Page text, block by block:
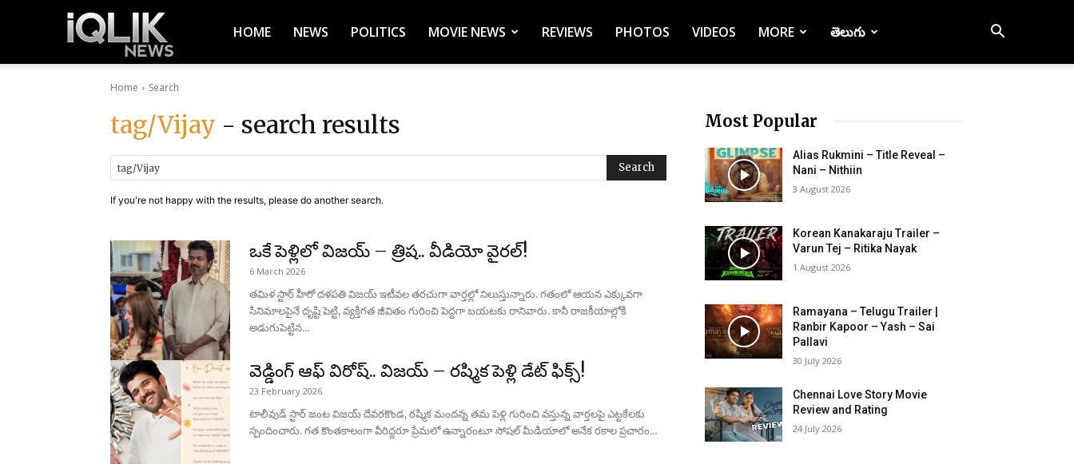
–
News,
Breaking
News,
HOME NEWS POLITICS MOVIE NEWS REVIEWS PHOTOS VIDEOS MORE తెలుగు
Home Search
tag/Vijay - search results
Search
If you're not happy with the results, please do another search.
ఒకే పెళ్లిలో విజయ్ – త్రిష.. వీడియో వైరల్!
6 March 2026
తమిళ స్టార్ హీరో దళపతి విజయ్ ఇటీవల తరచుగా వార్తల్లో నిలుస్తున్నారు. గతంలో ఆయన ఎక్కువగా
సినిమాలపైనే దృష్టి పెట్టి, వ్యక్తిగత జీవితం గురించి పెద్దగా బయటకు రానివారు. కానీ రాజకీయాల్లోకి
అడుగుపెట్టిన...
వెడ్డింగ్ ఆఫ్ విరోష్.. విజయ్ – రష్మిక పెళ్లి డేట్ ఫిక్స్!
23 February 2026
టాలీవుడ్ స్టార్ జంట విజయ్ దేవరకొండ, రష్మిక మందన్న తమ పెళ్లి గురించి వస్తున్న వార్తలపై ఎట్టకేలకు
స్పందించారు. గత కొంతకాలంగా వీరిద్దరూ ప్రేమలో ఉన్నారంటూ సోషల్ మీడియాలో అనేక రకాల ప్రచారం...
Most Popular
Alias Rukmini – Title Reveal –
Nani – Nithiin
3 August 2026
Korean Kanakaraju Trailer –
Varun Tej – Ritika Nayak
1 August 2026
Ramayana – Telugu Trailer |
Ranbir Kapoor – Yash – Sai
Pallavi
30 July 2026
Chennai Love Story Movie
Review and Rating
24 July 2026